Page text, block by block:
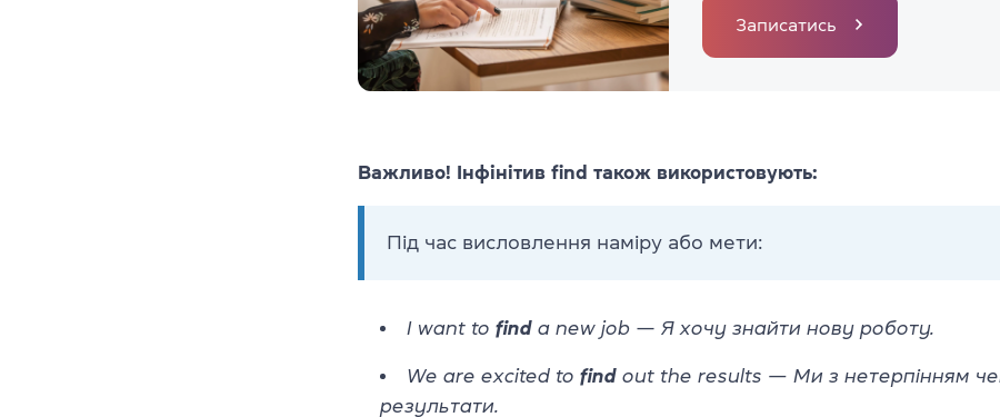
Записатись
Важливо! Інфінітив find також використовують:
Під час висловлення наміру або мети:
I want to find a new job — Я хочу знайти нову роботу.
We are excited to find out the results — Ми з нетерпінням
результати.